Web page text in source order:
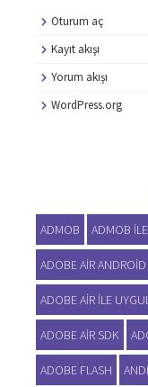
Oturum aç
Kayıt akışı
Yorum akışı
WordPress.org
ADMOB ADMOB
ADOBE AIR
ADOBE AIR ILE
ADOBE AIR SDK
ADOBE FLASH